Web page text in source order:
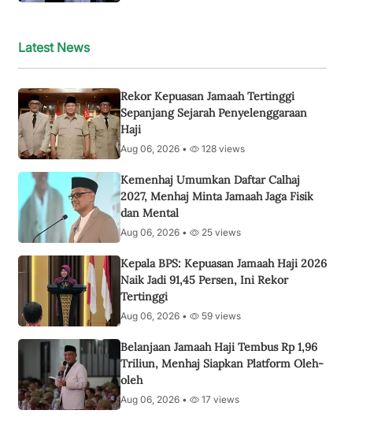
Latest News
Rekor Kepuasan Jamaah Tertinggi
Sepanjang Sejarah Penyelenggaraan
Haji
Aug 06, 2026 • 128 views
Kemenhaj Umumkan Daftar Calhaj
2027, Menhaj Minta Jamaah Jaga Fisik
dan Mental
Aug 06, 2026 • 25 views
Kepala BPS: Kepuasan Jamaah Haji 2026
Naik Jadi 91,45 Persen, Ini Rekor
Tertinggi
Aug 06, 2026 • 59 views
Belanjaan Jamaah Haji Tembus Rp 1,96
Triliun, Menhaj Siapkan Platform Oleh-
oleh
Aug 06, 2026 • 17 views